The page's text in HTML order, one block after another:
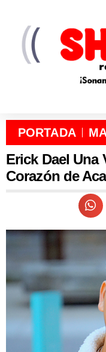
PORTADA
Erick Dael Una
Corazón de